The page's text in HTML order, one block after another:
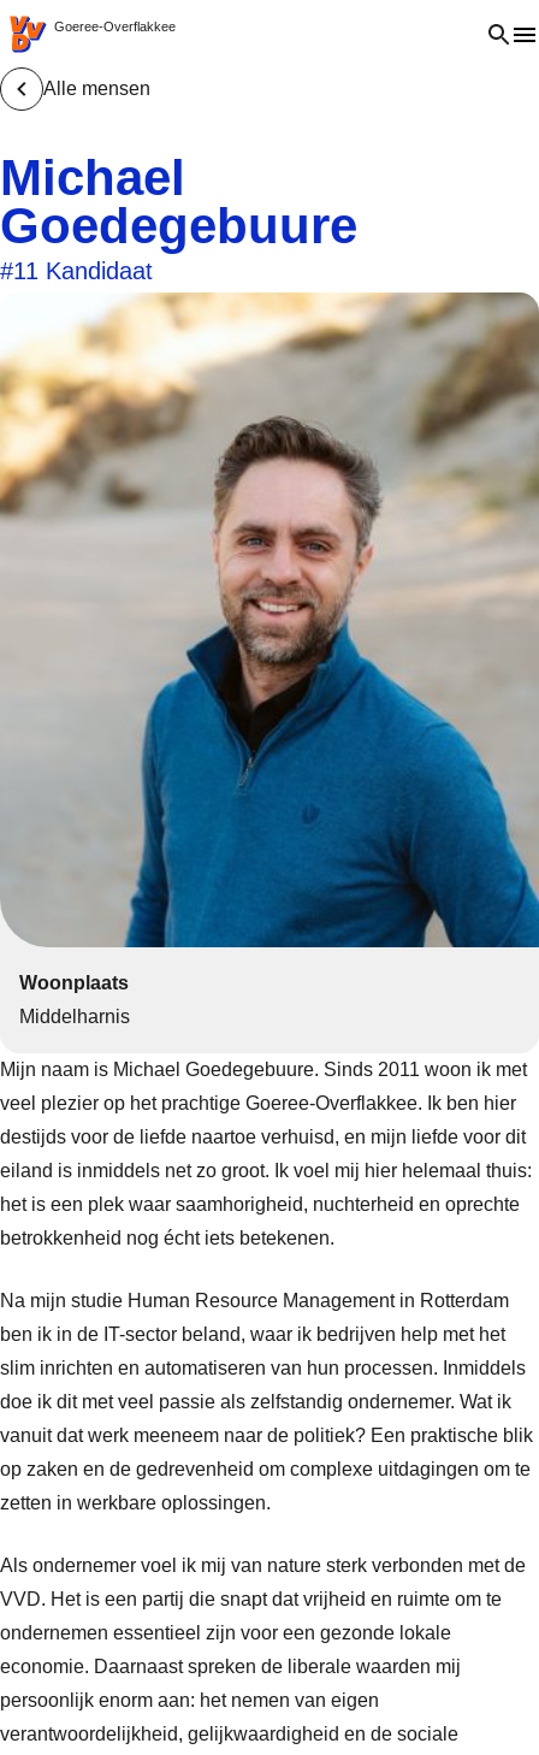
VVD.nl - Ga naar de homepage
Goeree-Overflakkee Open
Alle mensen
Michael
Goedegebuure
#11 Kandidaat
Woonplaats
Middelharnis
Mijn naam is Michael Goedegebuure. Sinds 2011 woon ik met
veel plezier op het prachtige Goeree-Overflakkee. Ik ben hier
destijds voor de liefde naartoe verhuisd, en mijn liefde voor dit
eiland is inmiddels net zo groot. Ik voel mij hier helemaal thuis:
het is een plek waar saamhorigheid, nuchterheid en oprechte
betrokkenheid nog écht iets betekenen.
Na mijn studie Human Resource Management in Rotterdam
ben ik in de IT-sector beland, waar ik bedrijven help met het
slim inrichten en automatiseren van hun processen. Inmiddels
doe ik dit met veel passie als zelfstandig ondernemer. Wat ik
vanuit dat werk meeneem naar de politiek? Een praktische blik
op zaken en de gedrevenheid om complexe uitdagingen om te
zetten in werkbare oplossingen.
Als ondernemer voel ik mij van nature sterk verbonden met de
VVD. Het is een partij die snapt dat vrijheid en ruimte om te
ondernemen essentieel zijn voor een gezonde lokale
economie. Daarnaast spreken de liberale waarden mij
persoonlijk enorm aan: het nemen van eigen
verantwoordelijkheid, gelijkwaardigheid en de sociale